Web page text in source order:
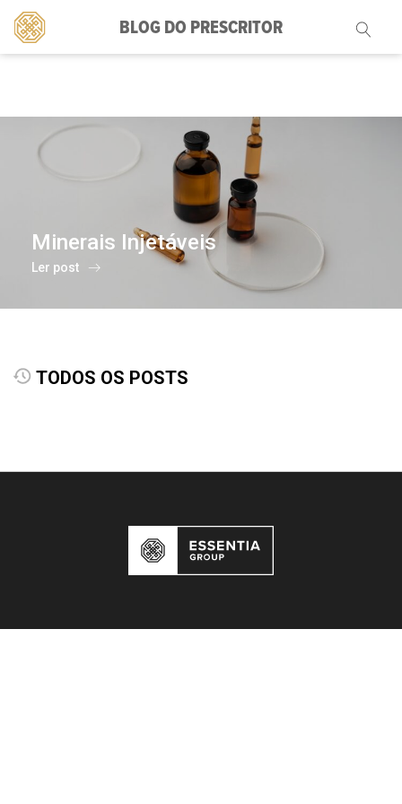
BLOG DO PRESCRITOR
Pesquisar
por:
Minerais Injetáveis
Ler post
TODOS OS POSTS